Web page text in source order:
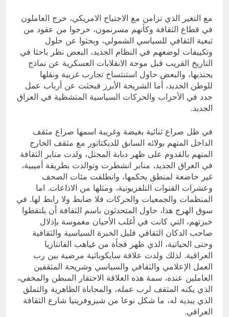
مع التغير الذي تزامن مع الاجتياح الامريكي، خرج العاملون
في قطاع الثقافة وكأنهم مسرنمون، خرجوا من عقود من
تبعية الثقافي للسياسي الشمولي، وبحثوا عن حلول
وتكييفات لوضعهم في النظام الجديد، البعض نظر باحثا في
التاريخ القريب قبل موجة الانقلابات العسكرية عن نماذج
يحتذيها، والبعض حاول استنتساخ تجارب غربية ونقلها
للوطن الجديد، أما الشريحة الأبرز فبحثت عن أرباب عمل
جدد في الأحزاب والحركات السياسية المتشظية في العراق
الجديد.
في ظل صراع ثنائية بغيضة وغريبة اسمها صراع مثقف
الداخل المتهم بولائه السابق للديكتاتور مع مثقف الخارج
المتهم بالقدوم على ظهر دبابة المحتل، ولدت منابر الثقافة
في العراق الجديد، منابر انشطرت وتوالدت بطريقة أميبية،
غير خاضعة لمنطق يحكمها، وانطلقت مئات الصحف
وعشرات القنوات التلفزيونية، ومثلها من الاذاعات. اما
المنظمات والجمعيات والحركات فلا ضابط ولا رابط لها. في
سوق الهرج هذا، حاول المتحدثون باسم الثقافة أن يلتقطوا
خبزتهم، التي كانت في أغلب الأحيان مغموسة بإذلال
صاحب الدكان الثقافي قليل الخبرة السياسية والثقافية
وحتى الحياتية، الذي ظهر فجأة من غياهب الفانتازيا
العراقية. لذلك ولدت علاقة سايكوباثية مرضية بين رب
العمل الإعلامي والثقافي والسياسي وشريحة المثقفين
العاملين عنده، سمة هذه العلاقة الاحتقار المبطن والمخفي،
الذي يكنه المثقف لرب عمله، والمحاباة الظاهرية والتملق
الذي يبديه له، ما شكل نوعا من شيزوفرينيا شارع الثقافة
العراقي.